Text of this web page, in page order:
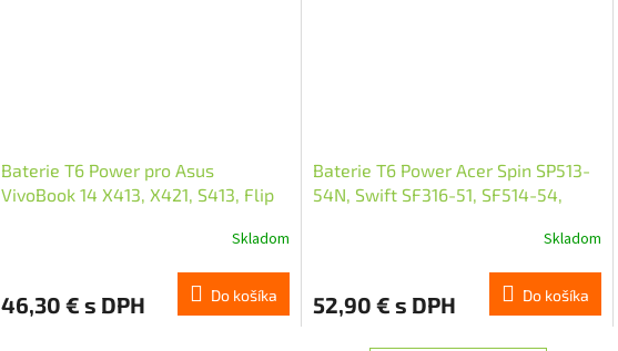
Baterie T6 Power pro Asus
VivoBook 14 X413, X421, S413, Flip
Skladom
46,30 € s DPH Do košíka
Baterie T6 Power Acer Spin SP513-
54N, Swift SF316-51, SF514-54,
Skladom
52,90 € s DPH Do košíka